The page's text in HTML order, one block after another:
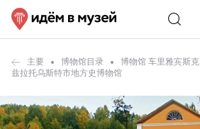
主要 博物馆目录
博物馆 车里雅宾斯克
兹拉托乌斯特市地方史博物馆